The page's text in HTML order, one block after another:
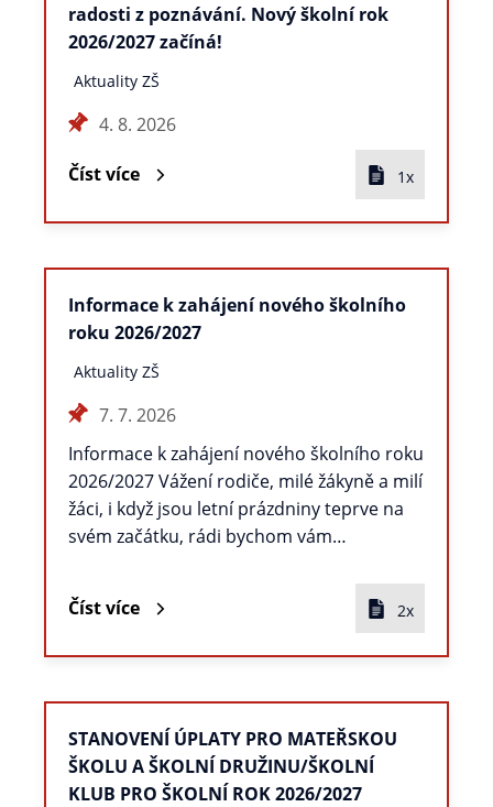
radosti z poznávání. Nový školní rok
2026/2027 začíná!
Aktuality ZŠ
4. 8. 2026
Číst více 1x
Informace k zahájení nového školního
roku 2026/2027
Aktuality ZŠ
7. 7. 2026
Informace k zahájení nového školního roku
2026/2027 Vážení rodiče, milé žákyně a milí
žáci, i když jsou letní prázdniny teprve na
svém začátku, rádi bychom vám…
Číst více 2x
STANOVENÍ ÚPLATY PRO MATEŘSKOU
ŠKOLU A ŠKOLNÍ DRUŽINU/ŠKOLNÍ
KLUB PRO ŠKOLNÍ ROK 2026/2027